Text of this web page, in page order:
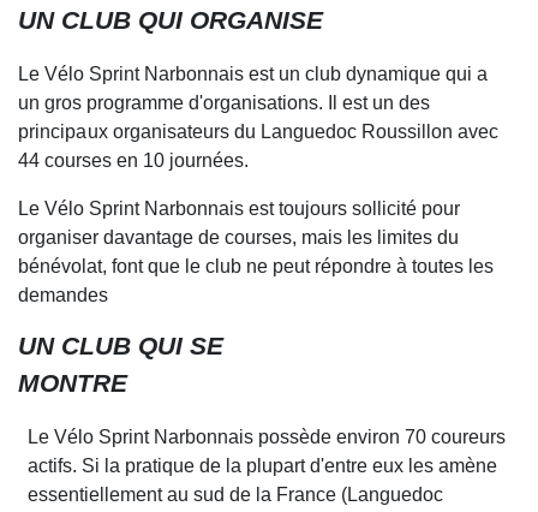
UN CLUB QUI ORGANISE
Le Vélo Sprint Narbonnais est un club dynamique qui a
un gros programme d'organisations. Il estun des
principaux organisateurs du Languedoc Roussillon avec
44 courses en 10 journées.
Le Vélo Sprint Narbonnais est toujours sollicité pour
organiser davantage de courses, mais les limites du
bénévolat, font que le club ne peut répondre à toutes les
demandes
UN CLUB QUI SE
MONTRE
Le Vélo Sprint Narbonnais possède environ 70coureurs
actifs. Si la pratique de la plupart d'entre eux les amène
essentiellement au sud de la France (Languedoc